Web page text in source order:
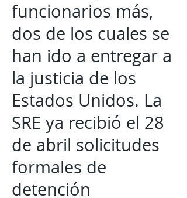
funcionarios más,
dos de los cuales se
han ido a entregar a
la justicia de los
Estados Unidos. La
SRE ya recibió el 28
de abril solicitudes
formales de
detención